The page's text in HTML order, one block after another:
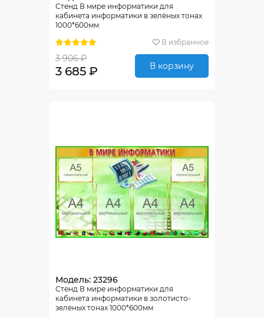
Стенд В мире информатики для
кабинета информатики в зелёных тонах
1000*600мм
В избранное
3 906 ₽
3 685 ₽ В корзину
Модель: 23296
Стенд В мире информатики для
кабинета информатики в золотисто-
зелёных тонах 1000*600мм